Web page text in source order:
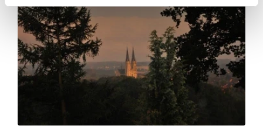
gesammelt haben.